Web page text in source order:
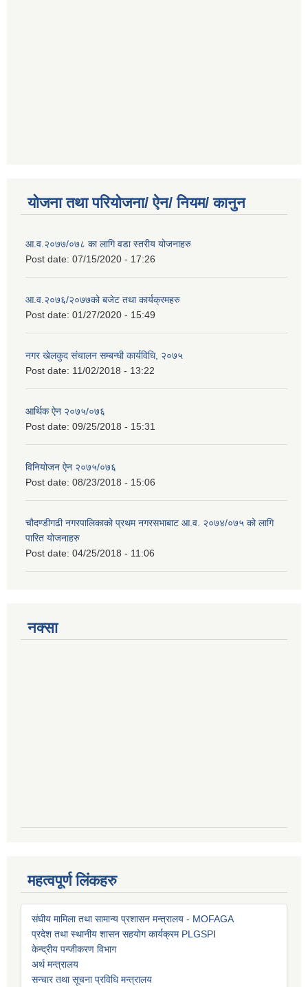
योजना तथा परियोजना/ ऐन/ नियम/ कानुन
आ.व.२०७७/०७८ का लागि वडा स्तरीय योजनाहरु
Post date: 07/15/2020 - 17:26
आ.व.२०७६/२०७७को बजेट तथा कार्यक्रमहरु
Post date: 01/27/2020 - 15:49
नगर खेलकुद संचालन सम्बन्धी कार्यविधि, २०७५
Post date: 11/02/2018 - 13:22
आर्थिक ऐन २०७५/०७६
Post date: 09/25/2018 - 15:31
विनियोजन ऐन २०७५/०७६
Post date: 08/23/2018 - 15:06
चौदण्डीगढी नगरपालिकाको प्रथम नगरसभाबाट आ.व. २०७४/०७५ को लागि
पारित योजनाहरु
Post date: 04/25/2018 - 11:06
नक्सा
महत्वपूर्ण लिंकहरु
संघीय मामिला तथा सामान्य प्रशासन मन्त्रालय - MOFAGA
प्रदेश तथा स्थानीय शासन सहयोग कार्यक्रम PLGSPI
केन्द्रीय पन्जीकरण विभाग
अर्थ मन्त्रालय
सन्चार तथा सूचना प्रविधि मन्त्रालय